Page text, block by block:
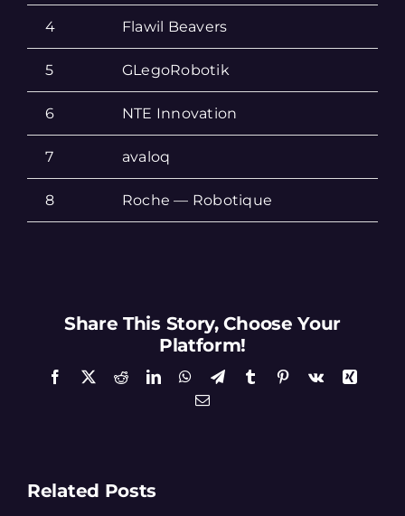
4 Flawil Beavers
5 GLegoRobotik
6 NTE Innovation
7 avaloq
8 Roche — Robotique
Share This Story, Choose Your
Platform!
Facebook
X RedditLinkedInWhatsApp
TelegramTumblr Pinterest
Vk
Xing
Email
Related Posts
WRO